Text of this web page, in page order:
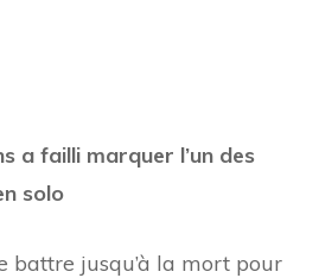
a failli marquer l’un des
solo
battre jusqu’à la mort pour